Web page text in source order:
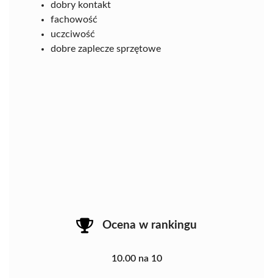
dobry kontakt
fachowość
uczciwość
dobre zaplecze sprzętowe
Ocena w rankingu
10.00 na 10